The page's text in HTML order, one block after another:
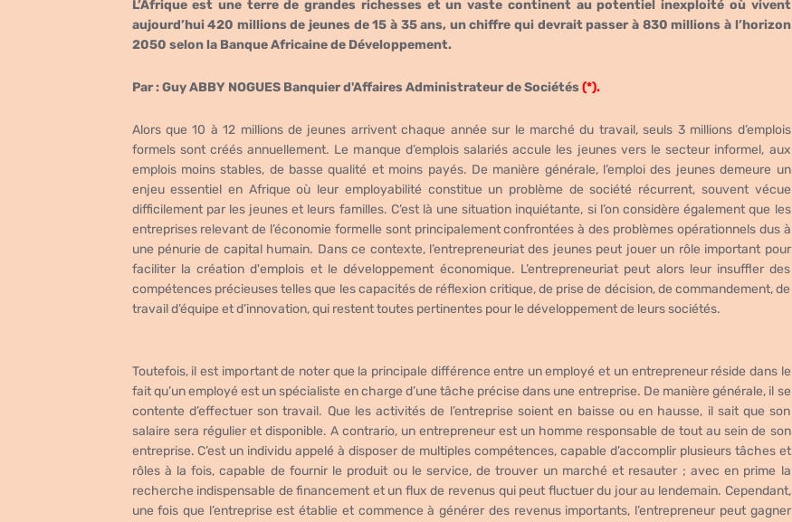
L’Afrique est une terre de grandes richesses et un vaste continent au potentiel inexploité où vivent
aujourd’hui 420 millions de jeunes de 15 à 35 ans, un chiffre qui devrait passer à 830 millions à l’horizon
2050 selon la Banque Africaine de Développement.
Par : Guy ABBY NOGUES Banquier d'Affaires Administrateur de Sociétés(*).
Alors que 10 à 12 millions de jeunes arrivent chaque année sur le marché du travail, seuls 3 millions d’emplois
formels sont créés annuellement. Le manque d’emplois salariés accule les jeunes vers le secteur informel, aux
emplois moins stables, de basse qualité et moins payés. De manière générale, l’emploi des jeunes demeure un
enjeu essentiel en Afrique où leur employabilité constitue un problème de société récurrent, souvent vécue
difficilement par les jeunes et leurs familles. C’est là une situation inquiétante, si l’on considère également que les
entreprises relevant de l’économie formelle sont principalement confrontées à des problèmes opérationnels dus à
une pénurie de capital humain. Dans ce contexte, l’entrepreneuriat des jeunes peut jouer un rôle important pour
faciliter la création d'emplois et le développement économique. L’entrepreneuriat peut alors leur insuffler des
compétences précieuses telles que les capacités de réflexion critique, de prise de décision, de commandement, de
travail d’équipe et d’innovation, qui restent toutes pertinentes pour le développement de leurs sociétés.
Toutefois, il est important de noter que la principale différence entre un employé et un entrepreneur réside dans le
fait qu’un employé est un spécialiste en charge d’une tâche précise dans une entreprise. De manière générale, il se
contente d’effectuer son travail. Que les activités de l’entreprise soient en baisse ou en hausse, il sait que son
salaire sera régulier et disponible. A contrario, un entrepreneur est un homme responsable de tout au sein de son
entreprise. C’est un individu appelé à disposer de multiples compétences, capable d’accomplir plusieurs tâches et
rôles à la fois, capable de fournir le produit ou le service, de trouver un marché et resauter ; avec en prime la
recherche indispensable de financement et un flux de revenus qui peut fluctuer du jour au lendemain. Cependant,
une fois que l’entreprise est établie et commence à générer des revenus importants, l’entrepreneur peut gagner